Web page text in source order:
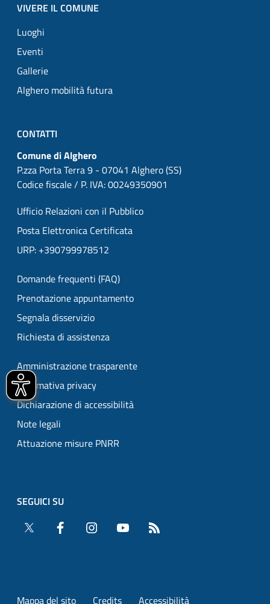
VIVERE IL COMUNE
Luoghi
Eventi
Gallerie
Alghero mobilità futura
CONTATTI
Comune di Alghero
P.zza Porta Terra 9 - 07041 Alghero (SS)
Codice fiscale / P. IVA: 00249350901
Ufficio Relazioni con il Pubblico
Posta Elettronica Certificata
URP: +390799978512
Domande frequenti (FAQ)
Prenotazione appuntamento
Segnala disservizio
Richiesta di assistenza
Amministrazione trasparente
Informativa privacy
Dichiarazione di accessibilità
Note legali
Attuazione misure PNRR
SEGUICI SU
Twitter
Facebook Instagram YouTube
Mappa del sito Credits Accessibilità